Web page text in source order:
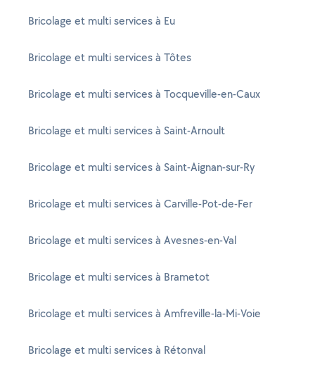
Bricolage et multi services à Eu
Bricolage et multi services à Tôtes
Bricolage et multi services à Tocqueville-en-Caux
Bricolage et multi services à Saint-Arnoult
Bricolage et multi services à Saint-Aignan-sur-Ry
Bricolage et multi services à Carville-Pot-de-Fer
Bricolage et multi services à Avesnes-en-Val
Bricolage et multi services à Brametot
Bricolage et multi services à Amfreville-la-Mi-Voie
Bricolage et multi services à Rétonval